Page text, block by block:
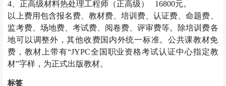
4 、正高级材料热处理工程师（正高级） 16800元。
以上费用包含报名费、教材费、培训费、认证费、命题费、
监考费、场地费、考试费、阅卷费、评审费等。除培训费各
地可以调整外，其他收费国内外统一标准。公共课教材免
费，教材上带有“JYPC全国职业资格考试认证中心指定教
材”字样，为正式出版教材。
标签